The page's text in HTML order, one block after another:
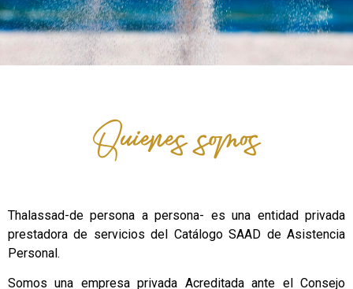
Quienes somos
Thalassad-de persona a persona- es una entidad privada
prestadora de servicios del Catálogo SAAD de Asistencia
Personal.
Somos una empresa privada Acreditada ante el Consejo